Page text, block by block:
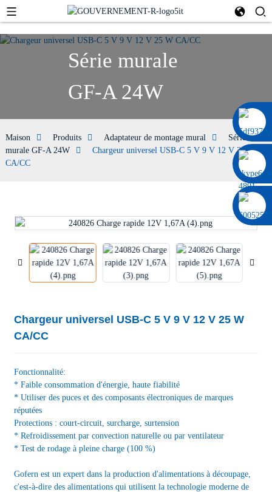
0086 13322920697
Série murale
GF-A 24W
Maison Produits Adaptateur de montage mural
Série
murale GF-A 24W
Chargeur universel USB-C 5 V 9 V 12 V 25 W
CA/CC
Chargeur universel USB-C 5 V 9 V 12 V 25 W
CA/CC
Fonctionnalité:
* Faible consommation d'énergie, haute fiabilité
* Utiliser des puces et des composants électroniques de marques
réputées
Protections : court-circuit, surcharge, surtension
* Refroidissement par convection naturelle ou par ventilateur
* Test de rodage à pleine charge (100 %)
Gofern est un expert dans la production d'alimentations à découpage,
c'est-à-dire des alimentations qui utilisent la technologie moderne de